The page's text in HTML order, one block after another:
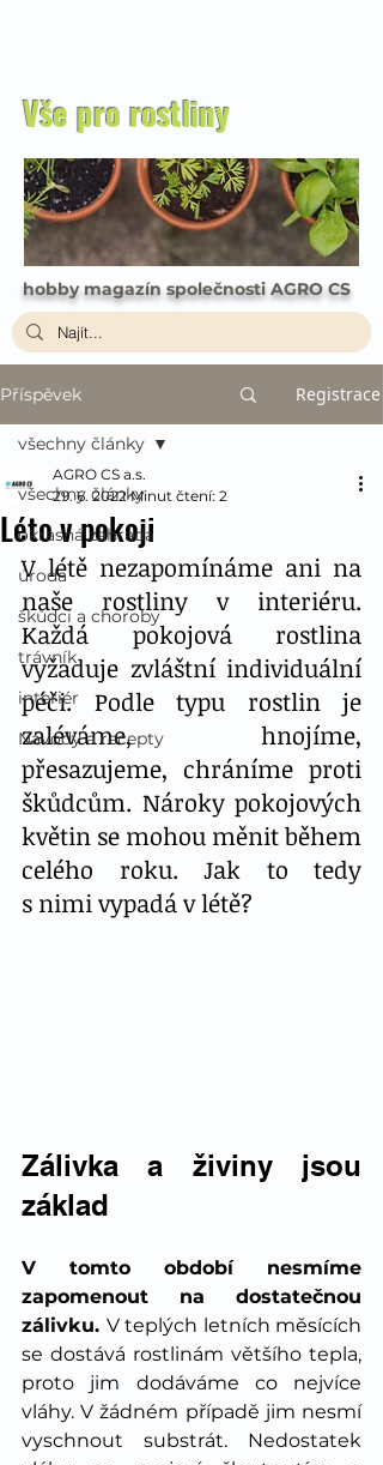
Vše pro rostliny
hobby magazín společnosti AGRO CS
Příspěvek Registrace
všechny články
okrasná zahrada
úroda
škůdci a choroby
trávník
interiér
Návody a recepty
všechny články
Léto v pokoji
AGRO CS a.s.
29. 6. 2022 Minut čtení: 2
V létě nezapomínáme ani na
naše rostliny v interiéru.
Každá pokojová rostlina
vyžaduje zvláštní individuální
péči. Podle typu rostlin je
zaléváme, hnojíme,
přesazujeme, chráníme proti
škůdcům. Nároky pokojových
květin se mohou měnit během
celého roku. Jak to tedy
s nimi vypadá v létě?
Zálivka a živiny jsou
základ
V tomto období nesmíme
zapomenout na dostatečnou
zálivku. V teplých letních měsících
se dostává rostlinám většího tepla,
proto jim dodáváme co nejvíce
vláhy. V žádném případě jim nesmí
vyschnout substrát. Nedostatek